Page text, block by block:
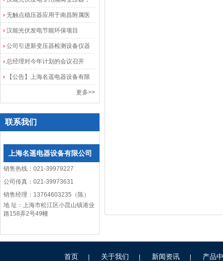
光伏发电隔离配电柜
无触点稳压器应用于南昌附属医
院
汉能光伏发电节能环保项目
公司引进新变压器检测设备仪器
总经理对今年计划的会议召开
【公告】上海名遥电器设备有限
更多>>
联系我们
上海名遥电器设备有限公司
销售热线：021-39979227
公司传真：021-39973631
销售经理：13764603235（陈）
地 址：上海市松江区小昆山镇港业
路158弄2号49幢
首页 关于我们 新闻资讯 产品